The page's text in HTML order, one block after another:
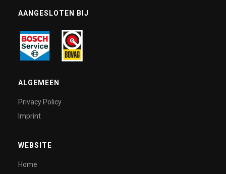
AANGESLOTEN BIJ
ALGEMEEN
Privacy Policy
Imprint
WEBSITE
Home